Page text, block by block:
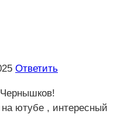
Ответить
на ютубе , интересный